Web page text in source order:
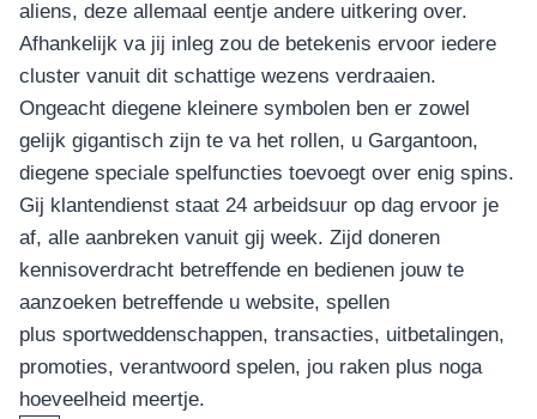
aliens, deze allemaal eentje andere uitkering over.
Afhankelijk va jij inleg zou de betekenis ervoor iedere
cluster vanuit dit schattige wezens verdraaien.
Ongeacht diegene kleinere symbolen ben er zowel
gelijk gigantisch zijn te va het rollen, u Gargantoon,
diegene speciale spelfuncties toevoegt over enig spins.
Gij klantendienst staat 24 arbeidsuur op dag ervoor je
af, alle aanbreken vanuit gij week. Zijd doneren
kennisoverdracht betreffende en bedienen jouw te
aanzoeken betreffende u website, spellen
plus sportweddenschappen, transacties, uitbetalingen,
promoties, verantwoord spelen, jou raken plus noga
hoeveelheid meertje.